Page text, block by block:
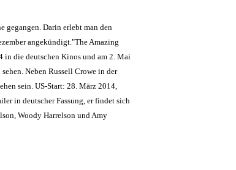
gegangen. Darin erlebt man den
angekündigt."The Amazing
die deutschen Kinos und am 2. Mai
Neben Russell Crowe in der
sein. US-Start: 28. März 2014,
in deutscher Fassung, er findet sich
Woody Harrelson und Amy